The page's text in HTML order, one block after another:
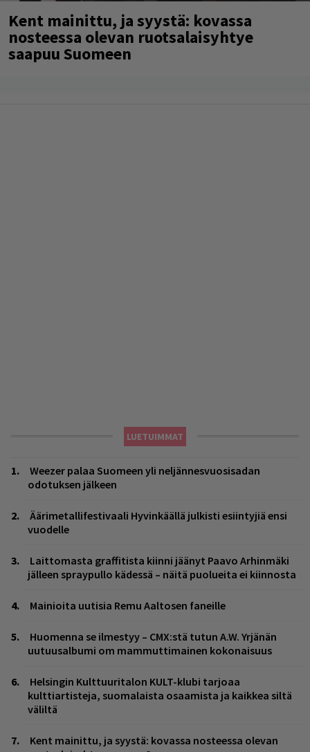
Kent mainittu, ja syystä: kovassa
nosteessa olevan ruotsalaisyhtye
saapuu Suomeen
LUETUIMMAT
Weezer palaa Suomeen yli neljännesvuosisadan
odotuksen jälkeen
Äärimetallifestivaali Hyvinkäällä julkisti esiintyjiä ensi
vuodelle
Laittomasta graffitista kiinni jäänyt Paavo Arhinmäki
jälleen spraypullo kädessä – näitä puolueita ei kiinnosta
Mainioita uutisia Remu Aaltosen faneille
Huomenna se ilmestyy – CMX:stä tutun A.W. Yrjänän
uutuusalbumi om mammuttimainen kokonaisuus
Helsingin Kulttuuritalon KULT-klubi tarjoaa
kulttiartisteja, suomalaista osaamista ja kaikkea siltä
väliltä
Kent mainittu, ja syystä: kovassa nosteessa olevan